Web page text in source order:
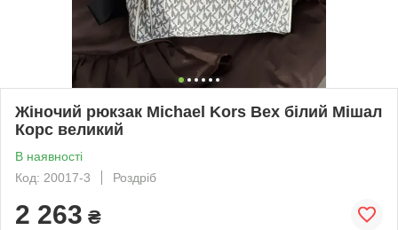
Жіночий рюкзак Michael Kors Bex білий Мішал
Корс великий
В наявності
Код: 20017-3
Роздріб
2 263 ₴